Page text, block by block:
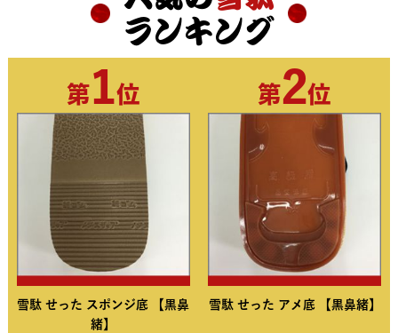
ランキング
第1位
雪駄 せった スポンジ底 【黒鼻
緒】
第2位
雪駄 せった アメ底 【黒鼻緒】